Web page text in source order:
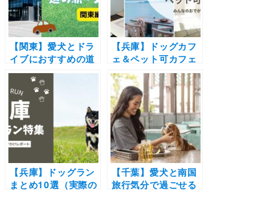
【関東】愛犬とドラ
イブにおすすめの道
の駅・SA特集！一緒
にテラスで食事を楽
しんだりドッグラン
で思いきっり遊ぼう
♪
【兵庫】ドッグカフ
ェ＆ペット可カフェ
20選（実際のおでか
けレポ付き）｜神
戸・芦屋・姫路など
エリア別にまとめま
した！
【兵庫】ドッグラン
まとめ10選（実際の
【千葉】愛犬と南国
旅行気分で過ごせる